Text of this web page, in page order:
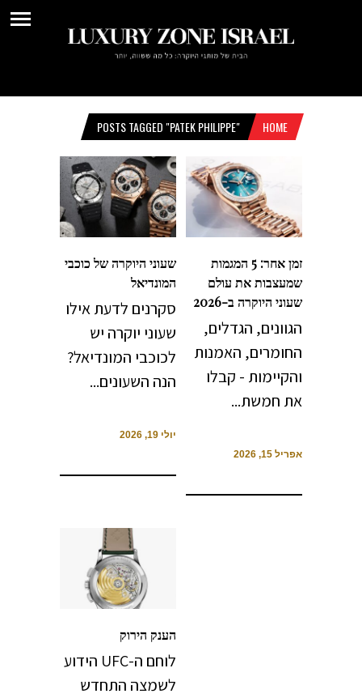
HOME
POSTS TAGGED "PATEK PHILIPPE"
שעוני היוקרה של כוכבי
המונדיאל
סקרנים לדעת אילו
שעוני יוקרה יש
לכוכבי המונדיאל?
הנה השעונים...
יולי 19, 2026
זמן אחר: 5 המגמות
שמעצבות את עולם
שעוני היוקרה ב-2026
הגוונים, הגדלים,
החומרים, האמנות
והקיימות - קבלו
את חמשת...
אפריל 15, 2026
הענק הירוק
לוחם ה-UFC הידוע
לשמצה התחדש